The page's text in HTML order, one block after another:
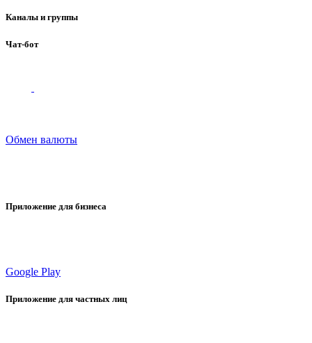
Каналы и группы
Чат-бот
Обмен валюты
Приложение для бизнеса
Google Play
Приложение для частных лиц